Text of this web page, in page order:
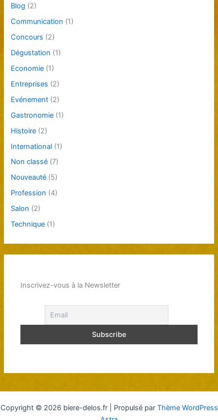
Blog (2)
Communication (1)
Concours (2)
Dégustation (1)
Economie (1)
Entreprises (2)
Evénement (2)
Gastronomie (1)
Histoire (2)
International (1)
Non classé (7)
Nouveauté (5)
Profession (4)
Salon (2)
Technique (1)
Inscrivez-vous à la Newsletter
Copyright © 2026 biere-delos.fr | Propulsé par Thème WordPress